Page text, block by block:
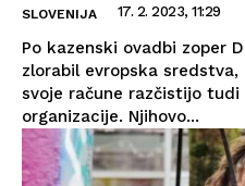
SLOVENIJA 17. 2. 2023, 11:29
Po kazenski ovadbi zoper
zlorabil evropska
svoje račune razčistijo
organizacije. Njihovo...